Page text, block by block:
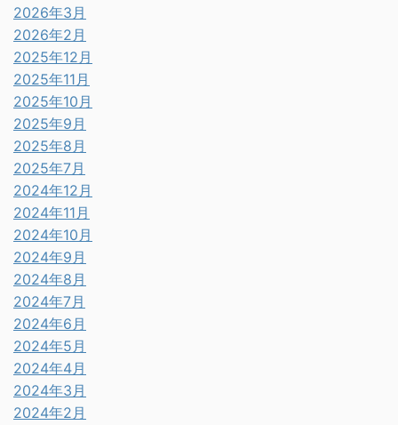
2026年3月
2026年2月
2025年12月
2025年11月
2025年10月
2025年9月
2025年8月
2025年7月
2024年12月
2024年11月
2024年10月
2024年9月
2024年8月
2024年7月
2024年6月
2024年5月
2024年4月
2024年3月
2024年2月